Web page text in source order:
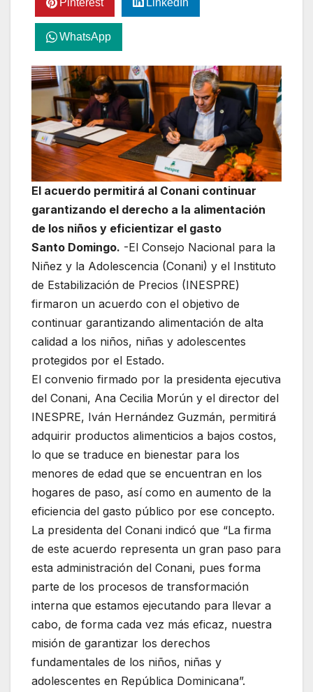
WhatsApp
El acuerdo permitirá al Conani continuar
garantizando el derecho a la alimentación
de los niños y eficientizar el gasto
Santo Domingo. -El Consejo Nacional para la
Niñez y la Adolescencia (Conani) y el Instituto
de Estabilización de Precios (INESPRE)
firmaron un acuerdo con el objetivo de
continuar garantizando alimentación de alta
calidad a los niños, niñas y adolescentes
protegidos por el Estado.
El convenio firmado por la presidenta ejecutiva
del Conani, Ana Cecilia Morún y el director del
INESPRE, Iván Hernández Guzmán, permitirá
adquirir productos alimenticios a bajos costos,
lo que se traduce en bienestar para los
menores de edad que se encuentran en los
hogares de paso, así como en aumento de la
eficiencia del gasto público por ese concepto.
La presidenta del Conani indicó que “La firma
de este acuerdo representa un gran paso para
esta administración del Conani, pues forma
parte de los procesos de transformación
interna que estamos ejecutando para llevar a
cabo, de forma cada vez más eficaz, nuestra
misión de garantizar los derechos
fundamentales de los niños, niñas y
adolescentes en República Dominicana”.